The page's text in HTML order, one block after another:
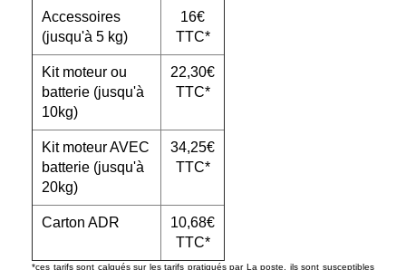
Accessoires
(jusqu'à 5 kg)
16€
TTC*
Kit moteur ou
batterie (jusqu'à
10kg)
22,30€
TTC*
Kit moteur AVEC
batterie (jusqu'à
20kg)
34,25€
TTC*
Carton ADR
10,68€
TTC*
*ces tarifs sont calqués sur les tarifs pratiqués par La poste, ils sont susceptibles